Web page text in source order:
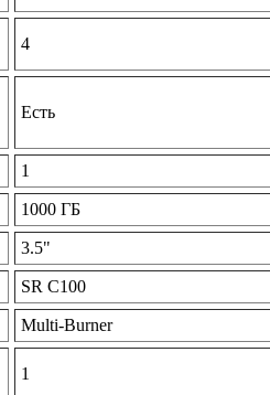
4
Есть
1
1000 ГБ
3.5"
SR C100
Multi-Burner
1